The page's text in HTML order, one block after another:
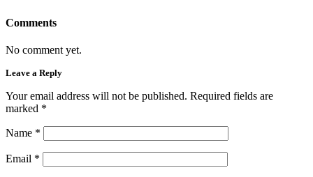
Comments
No comment yet.
Leave a Reply
Your email address will not be published. Required fields are
marked *
Name *
Email *